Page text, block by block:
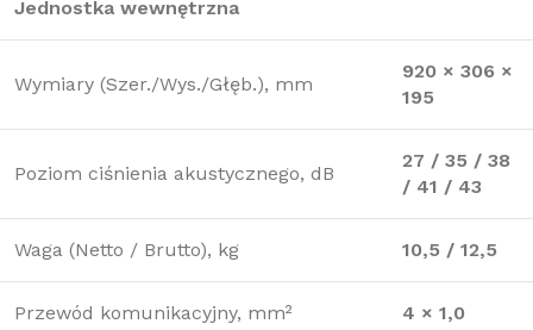
Jednostka wewnętrzna
Wymiary (Szer./Wys./Głęb.), mm
920 × 306 ×
195
Poziom ciśnienia akustycznego, dB
27 / 35 / 38
/ 41 / 43
Waga (Netto / Brutto), kg 10,5 / 12,5
Przewód komunikacyjny, mm² 4 × 1,0